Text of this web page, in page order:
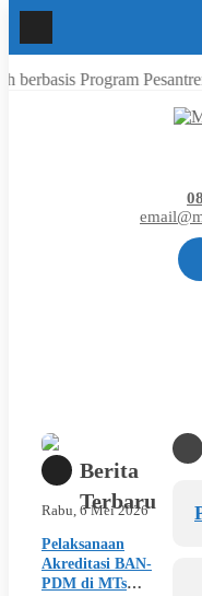
Program Pesantren,
Berita
Terbaru
Rabu, 6 Mei 2026
Pelaksanaan
Akreditasi BAN-
PDM di MTs